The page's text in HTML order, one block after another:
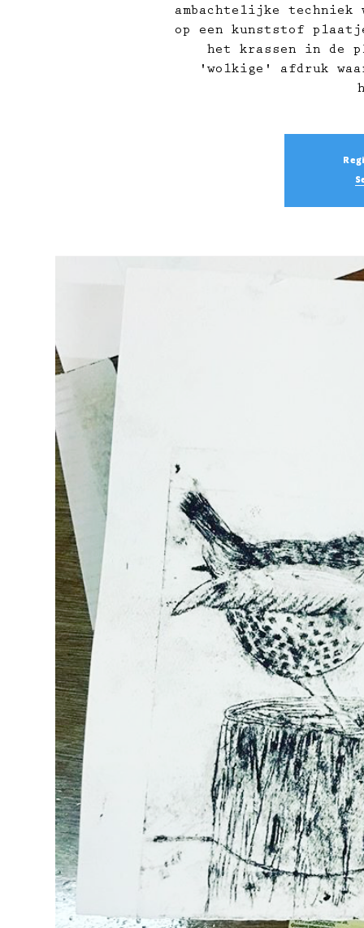
ambachtelijke techniek
op een kunststof
het krassen in de
'wolkige' afdruk